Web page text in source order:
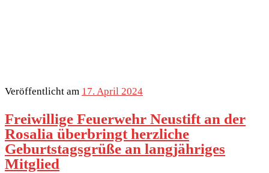
Veröffentlicht am 17. April 2024
Freiwillige Feuerwehr Neustift an der
Rosalia überbringt herzliche
Geburtstagsgrüße an langjähriges
Mitglied